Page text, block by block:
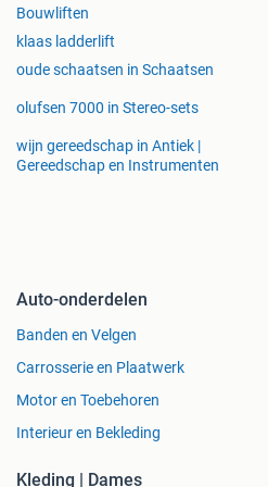
Bouwliften
klaas ladderlift
oude schaatsen in Schaatsen
olufsen 7000 in Stereo-sets
wijn gereedschap in Antiek |
Gereedschap en Instrumenten
Auto-onderdelen
Banden en Velgen
Carrosserie en Plaatwerk
Motor en Toebehoren
Interieur en Bekleding
Kleding | Dames